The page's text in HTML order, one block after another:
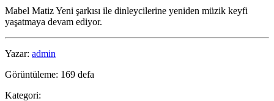
Mabel Matiz Yeni şarkısı ile dinleycilerine yeniden müzik keyfi
yaşatmaya devam ediyor.
Yazar: admin
Görüntüleme: 169 defa
Kategori: